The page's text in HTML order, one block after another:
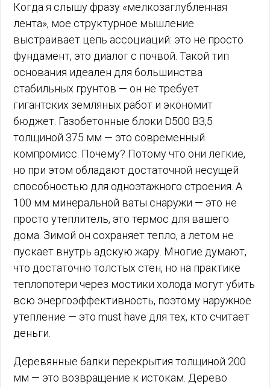
Когда я слышу фразу «мелкозаглубленная
лента», мое структурное мышление
выстраивает цепь ассоциаций: это не просто
фундамент, это диалог с почвой. Такой тип
основания идеален для большинства
стабильных грунтов — он не требует
гигантских земляных работ и экономит
бюджет. Газобетонные блоки D500 B3,5
толщиной 375 мм — это современный
компромисс. Почему? Потому что они легкие,
но при этом обладают достаточной несущей
способностью для одноэтажного строения. А
100 мм минеральной ваты снаружи — это не
просто утеплитель, это термос для вашего
дома. Зимой он сохраняет тепло, а летом не
пускает внутрь адскую жару. Многие думают,
что достаточно толстых стен, но на практике
теплопотери через мостики холода могут убить
всю энергоэффективность, поэтому наружное
утепление — это must have для тех, кто считает
деньги.
Деревянные балки перекрытия толщиной 200
мм — это возвращение к истокам. Дерево